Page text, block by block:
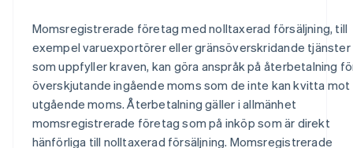
Momsregistrerade företag med nolltaxerad försäljning, till
exempel varuexportörer eller gränsöverskridande tjänster
som uppfyller kraven, kan göra anspråk på återbetalning
överskjutande ingående moms som de inte kan kvitta mot
utgående moms. Återbetalning gäller i allmänhet
momsregistrerade företag som på inköp som är direkt
hänförliga till nolltaxerad försäljning. Momsregistrerade